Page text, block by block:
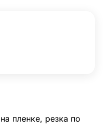
пленке, резка по